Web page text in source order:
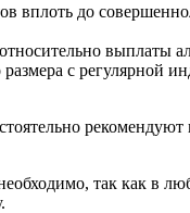
вплоть до
выплаты
с регулярной
рекомендуют
так как в